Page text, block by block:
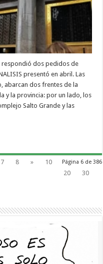
respondió dos pedidos de
presentó en abril. Las
abarcan dos frentes de la
y la provincia: por un lado, los
Salto Grande y las
Página 6 de 386
7 8 »
10
20
30